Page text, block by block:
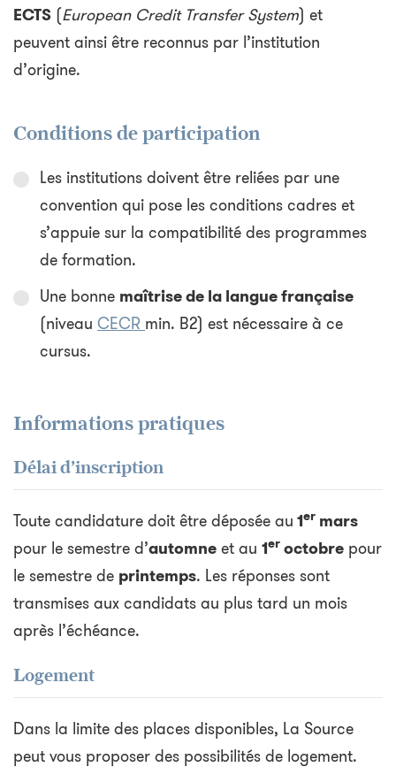
ECTS (European Credit Transfer System) et
peuvent ainsi être reconnus par l’institution
d’origine.
Conditions de participation
Les institutions doivent être reliées par une
convention qui pose les conditions cadres et
s’appuie sur la compatibilité des programmes
de formation.
Une bonne maîtrise de la langue française
(niveau CECR min. B2) est nécessaire à ce
cursus.
Informations pratiques
Délai d’inscription
Toute candidature doit être déposée au1er mars
pour le semestre d’automneet au 1er octobre pour
le semestre de printemps. Les réponses sont
transmises aux candidats au plus tard un mois
après l’échéance.
Logement
Dans la limite des places disponibles, La Source
peut vous proposer des possibilités de logement.